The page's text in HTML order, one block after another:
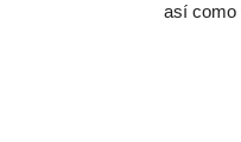
así como